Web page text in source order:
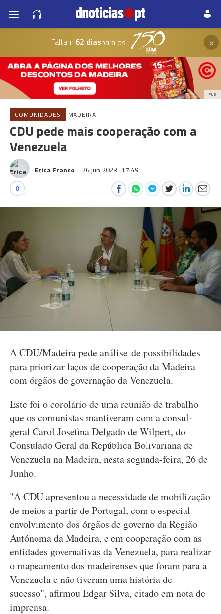
Faltam 62 diaspara os ×
PUB
COMUNIDADES MADEIRA
CDU pede mais cooperação com a
Venezuela
Erica Franco 26 jun 2023 17:49
0
A CDU/Madeira pede análise de possibilidades
para priorizar laços de cooperação da Madeira
com órgãos de governação da Venezuela.
Este foi o corolário de uma reunião de trabalho
que os comunistas mantiveram com a consul-
geral Carol Josefina Delgado de Wilpert, do
Consulado Geral da República Bolivariana de
Venezuela na Madeira, nesta segunda-feira, 26 de
Junho.
"A CDU apresentou a necessidade de mobilização
de meios a partir de Portugal, com o especial
envolvimento dos órgãos de governo da Região
Autónoma da Madeira, e em cooperação com as
entidades governativas da Venezuela, para realizar
o mapeamento dos madeirenses que foram para a
Venezuela e não tiveram uma história de
sucesso", afirmou Edgar Silva, citado em nota de
imprensa.